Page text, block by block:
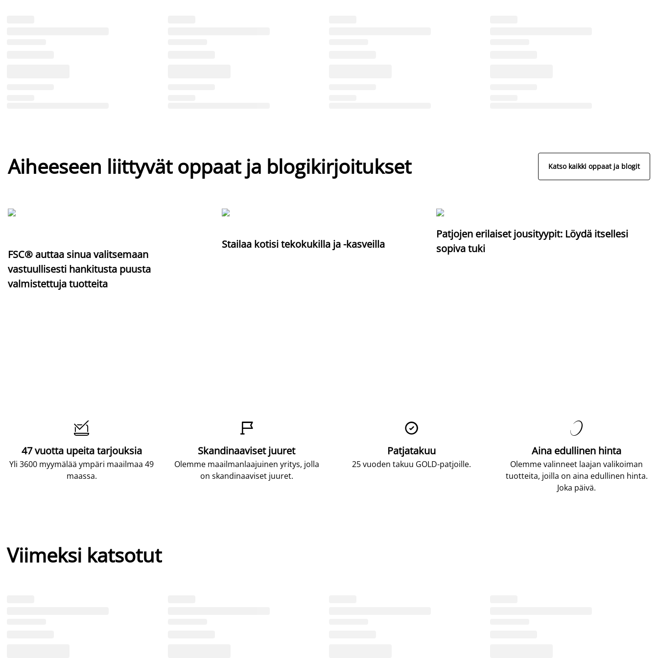
Aiheeseen liittyvät oppaat ja blogikirjoitukset Katso kaikki oppaat ja blogit
FSC® auttaa sinua valitsemaan
vastuullisesti hankitusta puusta
valmistettuja tuotteita
Stailaa kotisi tekokukilla ja -kasveilla
Patjojen erilaiset jousityypit: Löydä itsellesi
sopiva tuki

47 vuotta upeita tarjouksia
Yli 3600 myymälää ympäri maailmaa 49
maassa.

Skandinaaviset juuret
Olemme maailmanlaajuinen yritys, jolla
on skandinaaviset juuret.

Patjatakuu
25 vuoden takuu GOLD-patjoille.

Aina edullinen hinta
Olemme valinneet laajan valikoiman
tuotteita, joilla on aina edullinen hinta.
Joka päivä.
Viimeksi katsotut